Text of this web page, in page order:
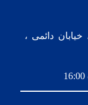
دائمی ،